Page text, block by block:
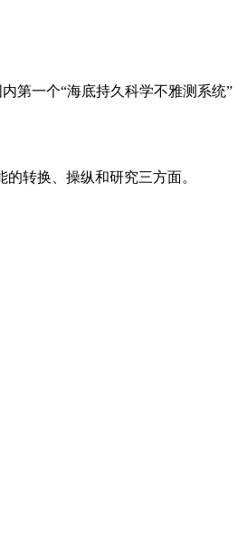
第一个“海底持久科学不雅测系统”
转换、操纵和研究三方面。